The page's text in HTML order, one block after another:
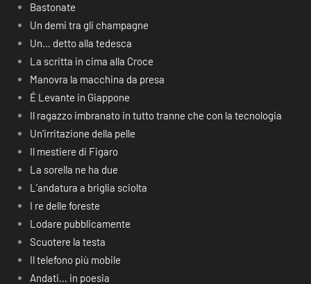
Bastonate
Un demi tra gli champagne
Un… detto alla tedesca
La scritta in cima alla Croce
Manovra la macchina da presa
É Levante in Giappone
Il ragazzo imbranato in tutto tranne che con la tecnologia
Un’irritazione della pelle
Il mestiere di Figaro
La sorella ne ha due
L’andatura a briglia sciolta
I re delle foreste
Lodare pubblicamente
Scuotere la testa
Il telefono più mobile
Andati… in poesia